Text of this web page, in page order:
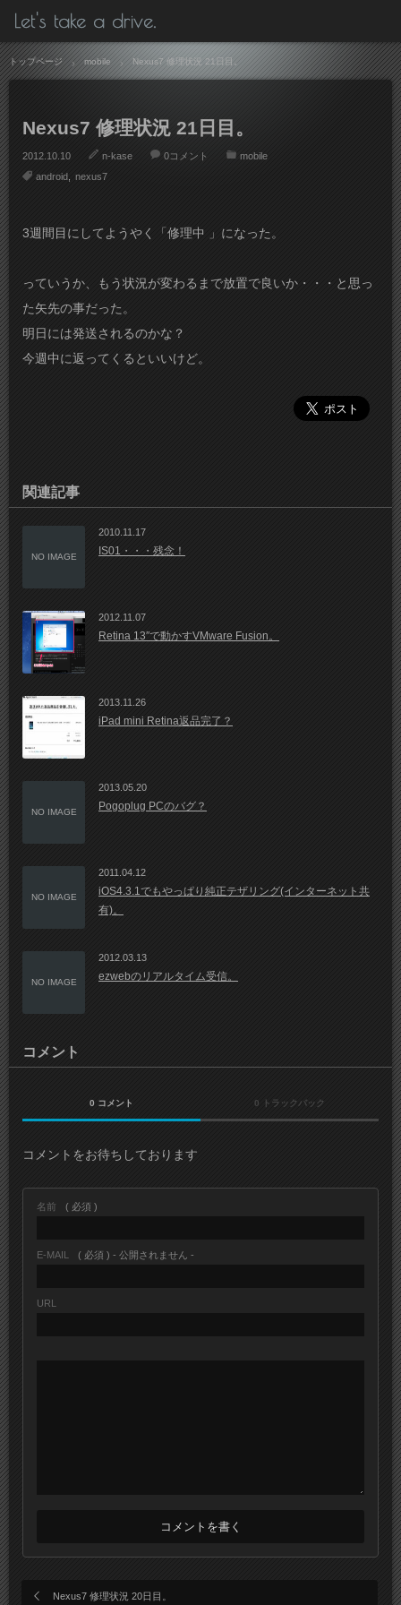
Let's take a drive.
トップページ mobile Nexus7 修理状況 21日目。
Nexus7 修理状況 21日目。
2012.10.10 n-kase 0コメント
mobile
android
nexus7
3週間目にしてようやく「修理中 」になった。
っていうか、もう状況が変わるまで放置で良いか・・・と思っ
た矢先の事だった。
明日には発送されるのかな？
今週中に返ってくるといいけど。
関連記事
NO IMAGE
2010.11.17
IS01・・・残念！
2012.11.07
Retina 13″で動かすVMware Fusion。
2013.11.26
iPad mini Retina返品完了？
NO IMAGE
2013.05.20
Pogoplug PCのバグ？
NO IMAGE
2011.04.12
iOS4.3.1でもやっぱり純正テザリング(インターネット共
有)。
NO IMAGE
2012.03.13
ezwebのリアルタイム受信。
コメント
0 コメント 0 トラックバック
コメントをお待ちしております
名前 ( 必須 )
E-MAIL ( 必須 ) - 公開されません -
URL
Nexus7 修理状況 20日目。